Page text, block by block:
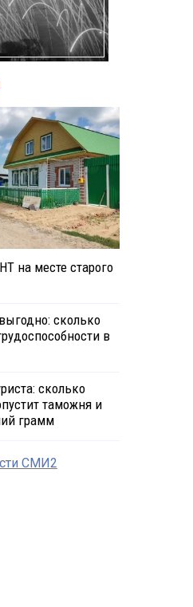
на месте старого
сколько
в
сколько
таможня и
грамм
СМИ2